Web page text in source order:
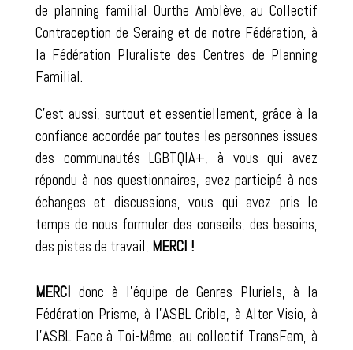
de planning familial Ourthe Amblève, au Collectif
Contraception de Seraing et de notre Fédération, à
la Fédération Pluraliste des Centres de Planning
Familial.
C’est aussi, surtout et essentiellement, grâce à la
confiance accordée par toutes les personnes issues
des communautés LGBTQIA+, à vous qui avez
répondu à nos questionnaires, avez participé à nos
échanges et discussions, vous qui avez pris le
temps de nous formuler des conseils, des besoins,
des pistes de travail, MERCI !
MERCI donc à l’équipe de Genres Pluriels, à la
Fédération Prisme, à l’ASBL Crible, à Alter Visio, à
l’ASBL Face à Toi-Même, au collectif TransFem, à